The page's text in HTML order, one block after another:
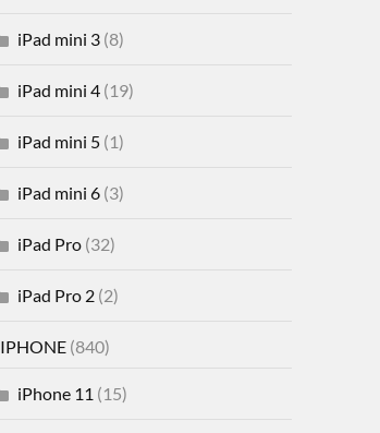
iPad mini 3(8)
iPad mini 4(19)
iPad mini 5(1)
iPad mini 6(3)
iPad Pro(32)
iPad Pro 2(2)
IPHONE(840)
iPhone 11 (15)